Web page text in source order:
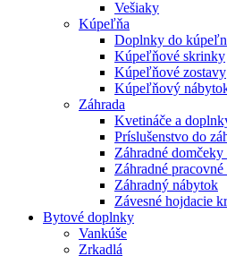
Vešiaky
Kúpeľňa
Doplnky do
Kúpeľňové skrinky
Kúpeľňové zostavy
Kúpeľňový
Záhrada
Kvetináče a
Príslušenstvo do
Záhradné
Záhradné
Záhradný nábytok
Závesné hojdacie
Bytové doplnky
Vankúše
Zrkadlá